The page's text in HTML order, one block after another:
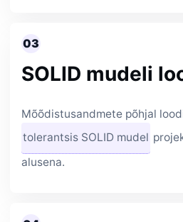
03
SOLID mudeli
Mõõdistusandmete põhjal
tolerantsis SOLID mudel
alusena.